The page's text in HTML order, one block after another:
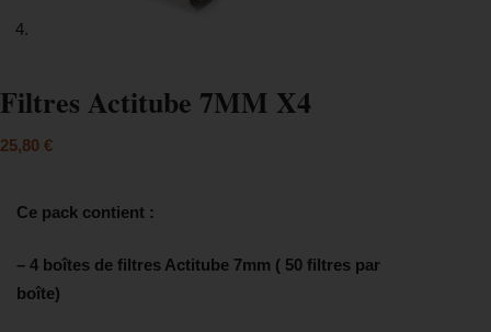
Filtres Actitube 7MM X4
25,80 €
Ce pack contient :
– 4 boîtes de filtres Actitube 7mm ( 50 filtres par
boîte)